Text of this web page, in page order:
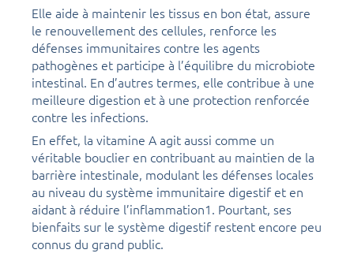
Elle aide à maintenir les tissus en bon état, assure
le renouvellement des cellules, renforce les
défenses immunitaires contre les agents
pathogènes et participe à l’équilibre du microbiote
intestinal. En d’autres termes, elle contribue à une
meilleure digestion et à une protection renforcée
contre les infections.
En effet, la vitamine A agit aussi comme un
véritable bouclier en contribuant au maintien de la
barrière intestinale, modulant les défenses locales
au niveau du système immunitaire digestif et en
aidant à réduire l’inflammation1. Pourtant, ses
bienfaits sur le système digestif restent encore peu
connus du grand public.